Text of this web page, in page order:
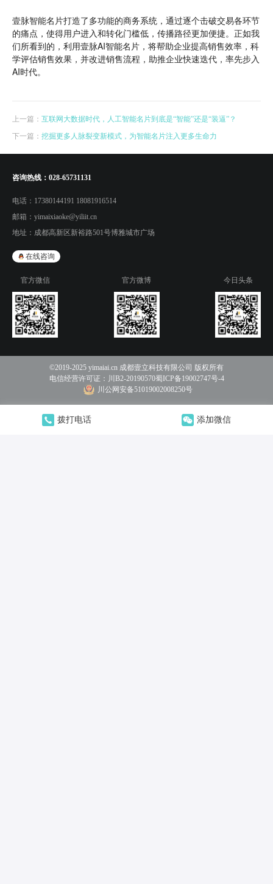
壹脉智能名片打造了多功能的商务系统，通过逐个击破交易各环节
的痛点，使得用户进入和转化门槛低，传播路径更加便捷。正如我
们所看到的，利用壹脉AI智能名片，将帮助企业提高销售效率，科
学评估销售效果，并改进销售流程，助推企业快速迭代，率先步入
AI时代。
上一篇： 互联网大数据时代，人工智能名片到底是“智能”还是“装逼”？
下一篇： 挖掘更多人脉裂变新模式，为智能名片注入更多生命力
拨打电话 添加微信
咨询热线： 028-65731131
电话： 17380144191 18081916514
邮箱： yimaixiaoke@yiliit.cn
地址： 成都高新区新裕路501号博雅城市广场
在线咨询
官方微信 官方微博 今日头条
©2019-2025 yimaiai.cn 成都壹立科技有限公司 版权所有
电信经营许可证： 川B2-20190570蜀ICP备19002747号-4
川公网安备51019002008250号